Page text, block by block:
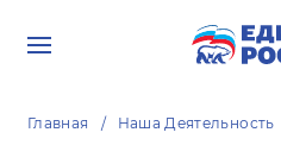
Главная Наша Деятельность